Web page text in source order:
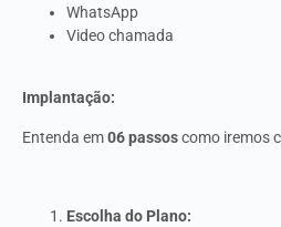
WhatsApp
Video chamada
Implantação:
Entenda em06 passoscomo iremos
Escolha do Plano: